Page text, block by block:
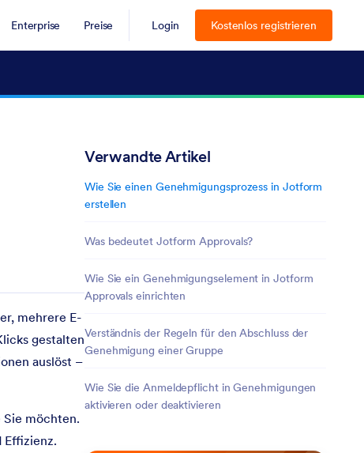
Enterprise Preise Login Kostenlos registrieren
mehrere E-
gestalten
auslöst –
möchten.
Effizienz.
Verwandte Artikel
Wie Sie einen Genehmigungsprozess in Jotform
erstellen
Was bedeutet Jotform Approvals?
Wie Sie ein Genehmigungselement in Jotform
Approvals einrichten
Verständnis der Regeln für den Abschluss der
Genehmigung einer Gruppe
Wie Sie die Anmeldepflicht in Genehmigungen
aktivieren oder deaktivieren